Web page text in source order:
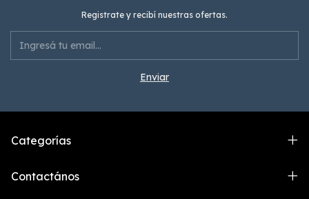
Registrate y recibí nuestras ofertas.
Categorías
Contactános